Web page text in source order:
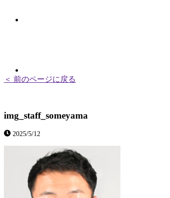
＜ 前のページに戻る
img_staff_someyama
2025/5/12